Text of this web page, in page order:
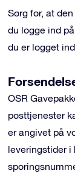
Sørg for, at
du logge ind på
du er logget
OSR
posttjenester
er angivet på
leveringstider i